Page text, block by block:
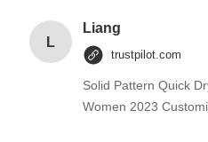
L
Liang
trustpilot.com
Solid Pattern Quick
Women 2023